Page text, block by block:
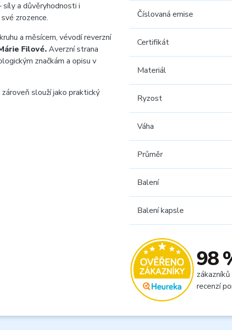
a důvěryhodnosti i
zrozence.
a měsícem, vévodí reverzní
Filové.Averzní strana
značkám a opisu v
slouží jako praktický
Číslovaná emise
Certifikát
Materiál
Ryzost
Váha
Průměr
Balení
Balení kapsle
98
recenzí